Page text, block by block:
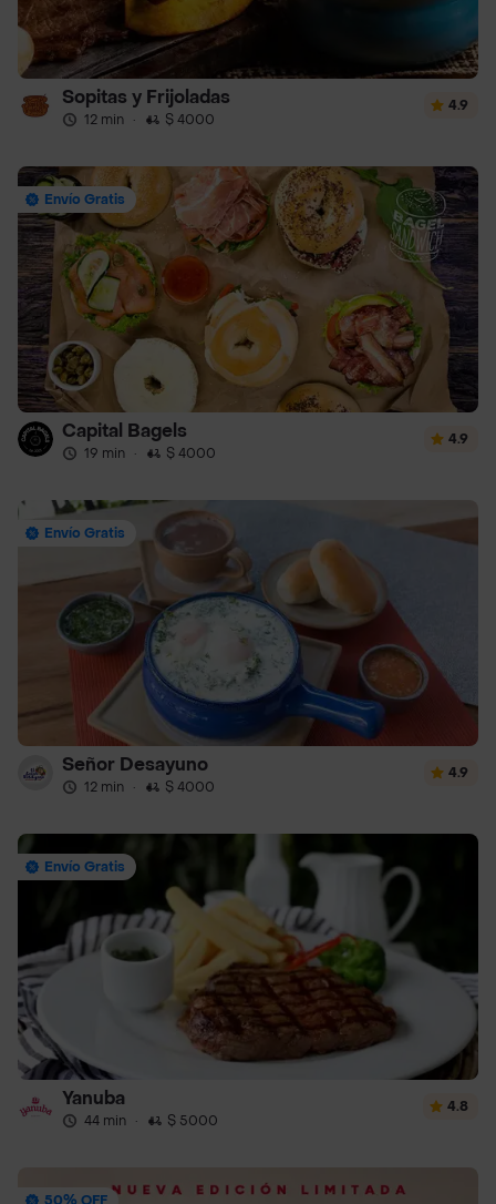
Sopitas y Frijoladas
12 min · $ 4000
4.9
Envío Gratis
Capital Bagels
19 min · $ 4000
4.9
Envío Gratis
Señor Desayuno
12 min · $ 4000
4.9
Envío Gratis
Yanuba
44 min · $ 5000
4.8